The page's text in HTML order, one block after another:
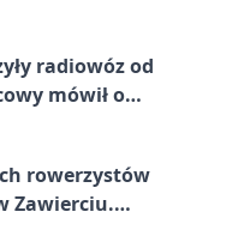
radiowóz od
mówił o
rowerzystów
Zawierciu.